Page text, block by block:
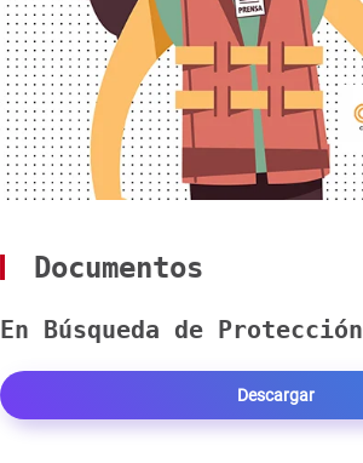
Documentos
En Búsqueda de Protección
Descargar